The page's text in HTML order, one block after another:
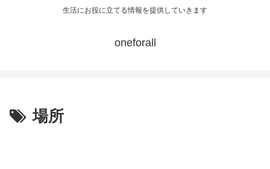
生活にお役に立てる情報を提供していきます
oneforall
場所